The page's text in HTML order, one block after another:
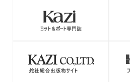
●在庫限りで販売終了となります。